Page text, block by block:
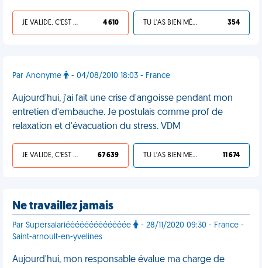
JE VALIDE, C'EST UNE VDM 4 610 TU L'AS BIEN MÉRITÉ 354
Par Anonyme - 04/08/2010 18:03 - France
Aujourd'hui, j'ai fait une crise d'angoisse pendant mon
entretien d'embauche. Je postulais comme prof de
relaxation et d'évacuation du stress. VDM
JE VALIDE, C'EST UNE VDM 67 639 TU L'AS BIEN MÉRITÉ 11 674
Ne travaillez jamais
Par Supersalariééééééééééééée
- 28/11/2020 09:30 - France -
Saint-arnoult-en-yvelines
Aujourd'hui, mon responsable évalue ma charge de